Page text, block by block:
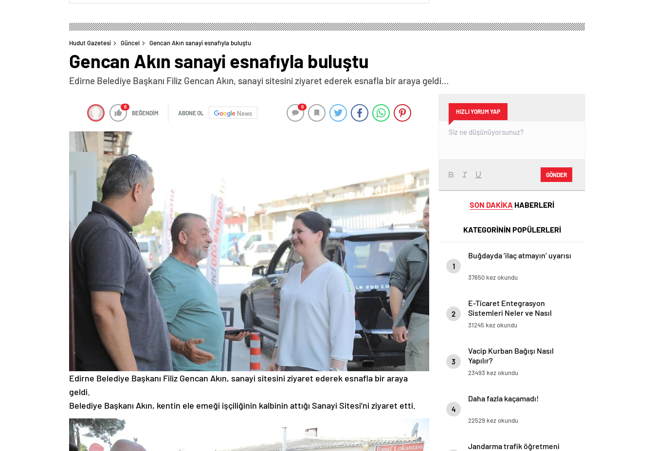
Hudut Gazetesi Güncel Gencan Akın sanayi esnafıyla buluştu
Gencan Akın sanayi esnafıyla buluştu
Edirne Belediye Başkanı Filiz Gencan Akın, sanayi sitesini ziyaret ederek esnafla bir araya geldi…
0
BEĞENDİM ABONE OL News
0
Edirne Belediye Başkanı Filiz Gencan Akın, sanayi sitesini ziyaret ederek esnafla bir araya
geldi.
Belediye Başkanı Akın, kentin ele emeği işçiliğinin kalbinin attığı Sanayi Sitesi’ni ziyaret etti.
HIZLI YORUM YAP
GÖNDER
SON DAKİKA HABERLERİ
KATEGORİNİN POPÜLERLERİ
1
Buğdayda ‘ilaç atmayın’ uyarısı
37650 kez okundu
2
E-Ticaret Entegrasyon
Sistemleri Neler ve Nasıl
Yapılır?
31245 kez okundu
3
Vacip Kurban Bağışı Nasıl
Yapılır?
23493 kez okundu
4
Daha fazla kaçamadı!
22529 kez okundu
Jandarma trafik öğretmeni